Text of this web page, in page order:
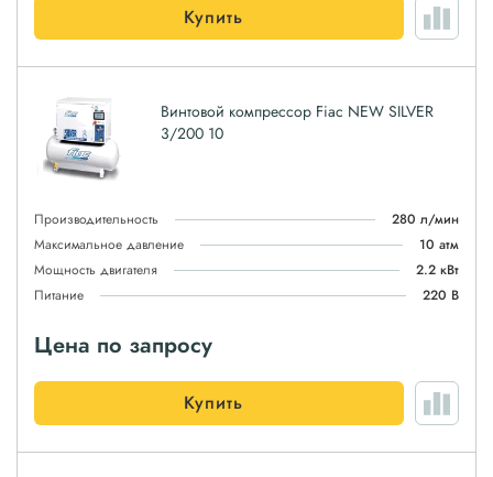
Купить
Винтовой компрессор Fiac NEW SILVER
3/200 10
Производительность
280 л/мин
Максимальное давление
10 атм
Мощность двигателя
2.2 кВт
Питание
220 В
Цена по запросу
Купить